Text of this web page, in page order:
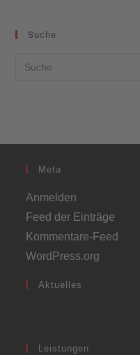
Suche
Meta
Anmelden
Feed der Einträge
Kommentare-Feed
WordPress.org
Aktuelles
Leistungen